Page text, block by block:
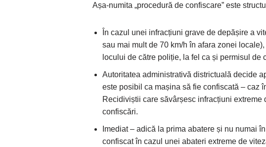
Așa-numita „procedură de confiscare” este
În cazul unei infracțiuni grave de depășire a
sau mai mult de 70 km/h în afara zonei
locului de către poliție, la fel ca și permisul de
Autoritatea administrativă districtuală decide
este posibil ca mașina să fie confiscată – caz
Recidiviștii care săvârșesc infracțiuni
confiscări.
Imediat – adică la prima abatere și nu numai
confiscat în cazul unei abateri extreme de